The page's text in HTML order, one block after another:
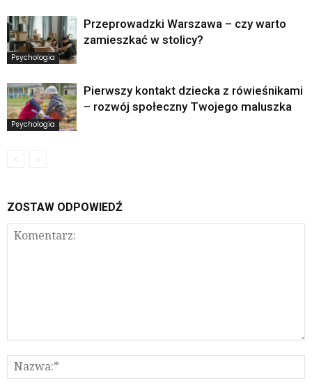
Psychologia
Przeprowadzki Warszawa – czy warto
zamieszkać w stolicy?
Psychologia
Pierwszy kontakt dziecka z rówieśnikami
– rozwój społeczny Twojego maluszka
ZOSTAW ODPOWIEDŹ